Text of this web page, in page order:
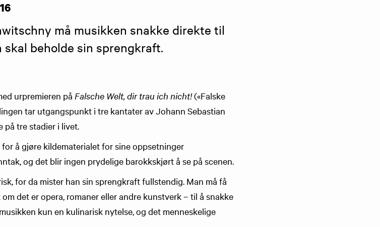
må musikken snakke direkte til
skal beholde sin sprengkraft.
urpremieren på Falsche Welt, dir trau ich nicht!(«Falske
tar utgangspunkt i tre kantater av Johann Sebastian
på tre stadier i livet.
å gjøre kildematerialet for sine oppsetninger
og det blir ingen prydelige barokkskjørt å se på scenen.
for da mister han sin sprengkraft fullstendig. Man må få
det er opera, romaner eller andre kunstverk – til å snakke
kun en kulinarisk nytelse, og det menneskelige